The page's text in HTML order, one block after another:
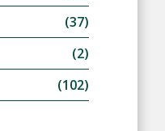
(37)
(2)
(102)